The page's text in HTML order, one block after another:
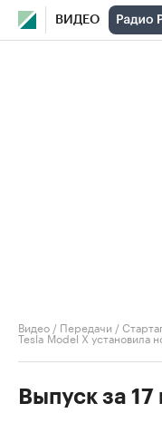
ВИДЕО
Видео / Передачи /
Tesla Model X установила
Выпуск за